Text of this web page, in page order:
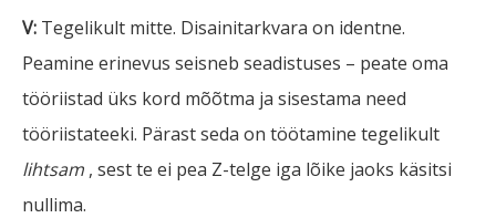
V: Tegelikult mitte. Disainitarkvara on identne.
Peamine erinevus seisneb seadistuses – peate oma
tööriistad üks kord mõõtma ja sisestama need
tööriistateeki. Pärast seda on töötamine tegelikult
lihtsam , sest te ei pea Z-telge iga lõike jaoks käsitsi
nullima.